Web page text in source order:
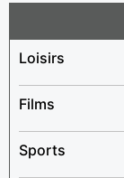
Loisirs
Films
Sports